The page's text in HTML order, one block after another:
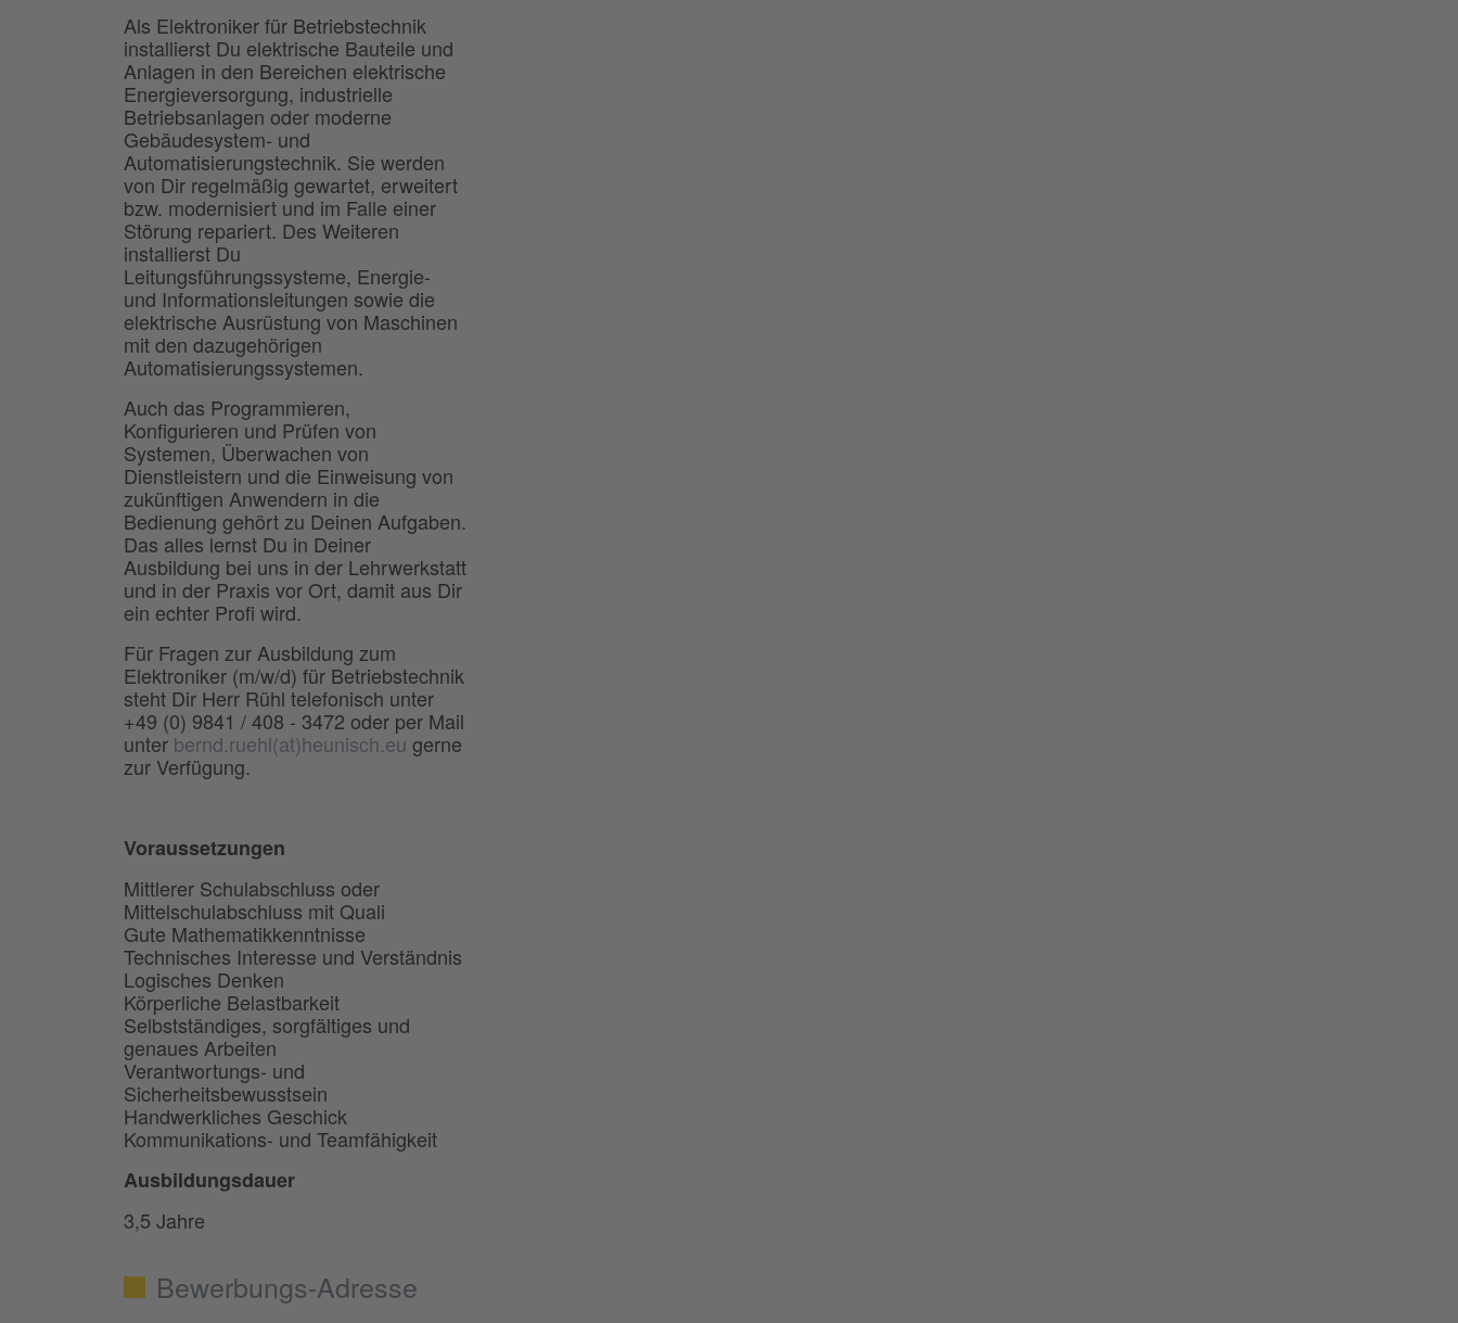
Als Elektroniker für Betriebstechnik
installierst Du elektrische Bauteile und
Anlagen in den Bereichen elektrische
Energieversorgung, industrielle
Betriebsanlagen oder moderne
Gebäudesystem- und
Automatisierungstechnik. Sie werden
von Dir regelmäßig gewartet, erweitert
bzw. modernisiert und im Falle einer
Störung repariert. Des Weiteren
installierst Du
Leitungsführungssysteme, Energie-
und Informationsleitungen sowie die
elektrische Ausrüstung von Maschinen
mit den dazugehörigen
Automatisierungssystemen.
Auch das Programmieren,
Konfigurieren und Prüfen von
Systemen, Überwachen von
Dienstleistern und die Einweisung von
zukünftigen Anwendern in die
Bedienung gehört zu Deinen Aufgaben.
Das alles lernst Du in Deiner
Ausbildung bei uns in der Lehrwerkstatt
und in der Praxis vor Ort, damit aus Dir
ein echter Profi wird.
Für Fragen zur Ausbildung zum
Elektroniker (m/w/d) für Betriebstechnik
steht Dir Herr Rühl telefonisch unter
+49 (0) 9841 / 408 - 3472 oder per Mail
unter bernd.ruehl(at)heunisch.eu gerne
zur Verfügung.
Voraussetzungen
Mittlerer Schulabschluss oder
Mittelschulabschluss mit Quali
Gute Mathematikkenntnisse
Technisches Interesse und Verständnis
Logisches Denken
Körperliche Belastbarkeit
Selbstständiges, sorgfältiges und
genaues Arbeiten
Verantwortungs- und
Sicherheitsbewusstsein
Handwerkliches Geschick
Kommunikations- und Teamfähigkeit
Ausbildungsdauer
3,5 Jahre
Bewerbungs-Adresse